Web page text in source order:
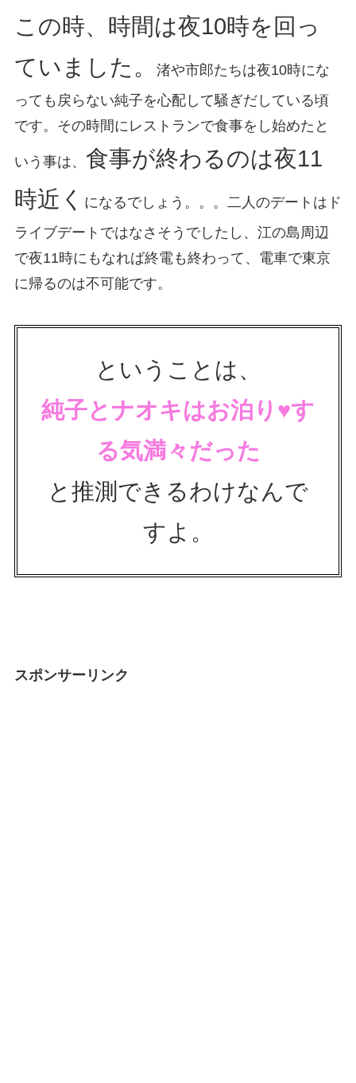
この時、時間は夜10時を回っ
ていました。
渚や市郎たちは夜10時にな
っても戻らない純子を心配して騒ぎだしている頃
です。その時間にレストランで食事をし始めたと
いう事は、 食事が終わるのは夜11
時近く になるでしょう。。。二人のデートはド
ライブデートではなさそうでしたし、江の島周辺
で夜11時にもなれば終電も終わって、電車で東京
に帰るのは不可能です。
ということは、
純子とナオキはお泊り ♥す
る気満々だった
と推測できるわけなんで
すよ。
スポンサーリンク